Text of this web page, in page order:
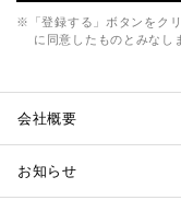
※「登録する」ボタンをクリ
に同意したものとみなし
会社概要
お知らせ